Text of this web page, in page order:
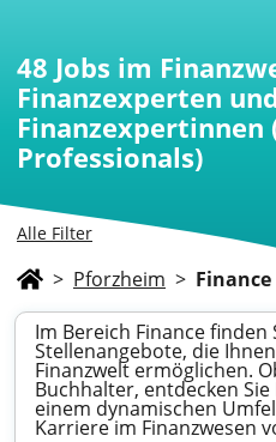
Alle Filter
48 Jobs im
Finanzexperten
Finanzexpertinnen
Professionals)
> Pforzheim > Finance
Im Bereich Finance finden
Stellenangebote, die
Finanzwelt ermöglichen.
Buchhalter, entdecken
einem dynamischen
Karriere im Finanzwesen